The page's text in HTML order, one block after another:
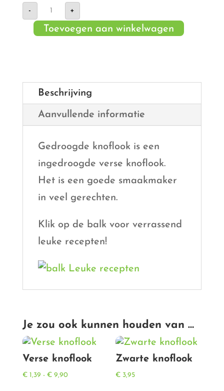
-
Gedroogde
knoflook
aantal
+
Toevoegen aan winkelwagen
Beschrijving
Aanvullende informatie
Gedroogde knoflook is een
ingedroogde verse knoflook.
Het is een goede smaakmaker
in veel gerechten.
Klik op de balk voor verrassend
leuke recepten!
Je zou ook kunnen houden van …
Verse knoflook
€1,39 - €9,90Prijsklasse:
Zwarte knoflook
€ 3,95